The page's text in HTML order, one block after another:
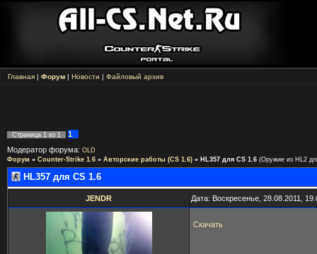
Главная | Форум | Новости | Файловый архив
Страница 1 из 1
1
Модератор форума: OLD
Форум » Counter-Strike 1.6 » Авторские работы (CS 1.6) » HL357 для CS 1.6 (Оружие из HL2
HL357 для CS 1.6
JENDR Дата: Воскресенье, 28.08.2011,
Скачать